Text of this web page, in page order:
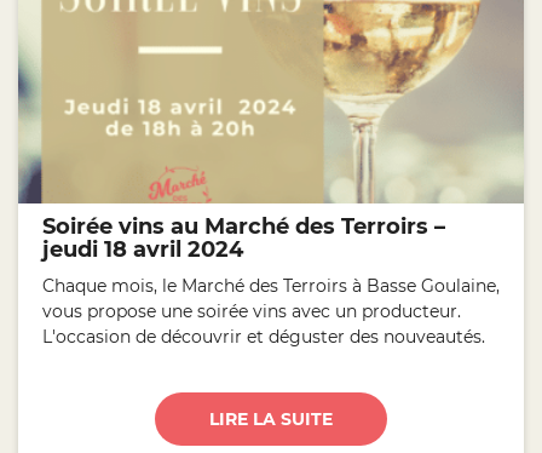
Soirée vins au Marché des Terroirs –
jeudi 18 avril 2024
Chaque mois, le Marché des Terroirs à Basse Goulaine,
vous propose une soirée vins avec un producteur.
L'occasion de découvrir et déguster des nouveautés.
LIRE LA SUITE